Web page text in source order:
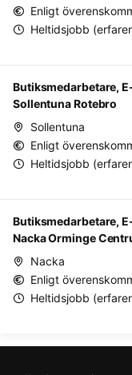
Enligt
Heltidsjobb
Butiksmedarbetare,
Sollentuna Rotebro
Sollentuna
Enligt
Heltidsjobb
Butiksmedarbetare,
Nacka Orminge
Nacka
Enligt
Heltidsjobb